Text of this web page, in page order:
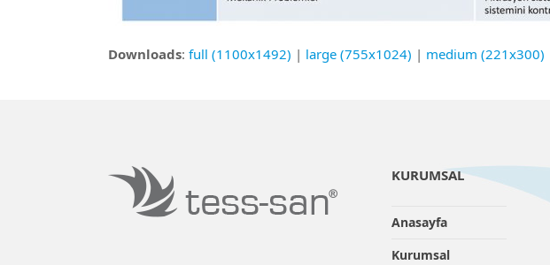
Downloads: full (1100x1492) | large (755x1024) | medium (221x300)
KURUMSAL
Anasayfa
Kurumsal